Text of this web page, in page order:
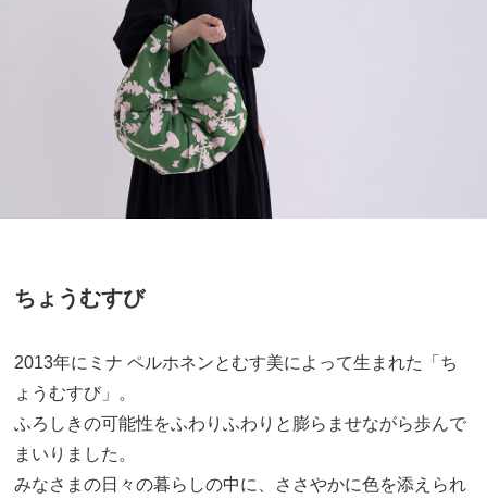
ちょうむすび
2013年にミナ ペルホネンとむす美によって生まれた「ち
ょうむすび」。
ふろしきの可能性をふわりふわりと膨らませながら歩んで
まいりました。
みなさまの日々の暮らしの中に、ささやかに色を添えられ